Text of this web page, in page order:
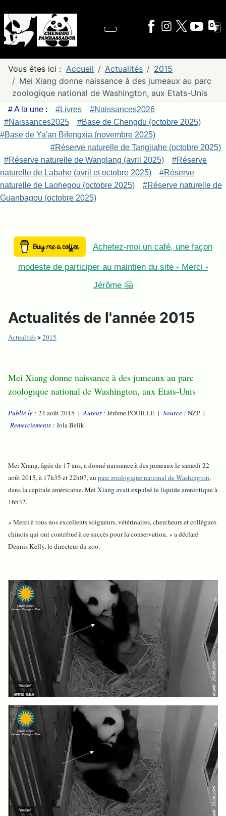
Vous êtes ici : Accueil Actualités
2015
Mei Xiang donne naissance à des jumeaux au parc
zoologique national de Washington, aux Etats-Unis
# A la une : #Livres
#Naissances2026
#Naissances2025
#Base de Chengdu (octobre 2025)
#Base de Ya'an Bifengxia (novembre 2025)
#Réserve naturelle de Tangjiahe (octobre 2025)
#Réserve naturelle de Wanglang (avril 2025)
#Réserve
naturelle de Labahe (avril et octobre 2025)
#Réserve
naturelle de Laohegou (octobre 2025)
#Réserve naturelle de
Guanbagou (octobre 2025)
Achetez-moi un café, une façon
modeste de participer au maintien du site - Merci -
Jérôme 🤗
Actualités de l'année 2015
Actualités>2015
Mei Xiang donne naissance à des jumeaux au parc
zoologique national de Washington, aux Etats-Unis
Publié le : 24 août 2015 |Auteur :Jérôme POUILLE | Source : NZP |
Remerciements : Jola Belik
Mei Xiang, âgée de 17 ans, a donné naissance à des jumeaux le samedi 22
août 2015, à 17h35 et 22h07, au parc zoologique national de Washington,
dans la capitale américaine. Mei Xiang avait expulsé le liquide amniotique à
16h32.
« Merci à tous nos excellents soigneurs, vétérinaires, chercheurs et collègues
chinois qui ont contribué à ce succès pour la conservation. » a déclaré
Dennis Kelly, le directeur du zoo.